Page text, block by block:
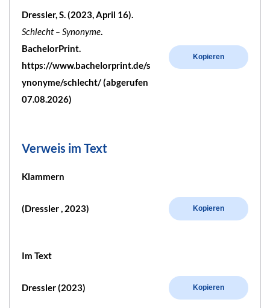
Dressler, S. (2023, April 16).
Schlecht – Synonyme.
BachelorPrint.
https://www.bachelorprint.de/s
ynonyme/schlecht/ (abgerufen
07.08.2026)
Kopieren
Verweis im Text
Klammern
(Dressler , 2023) Kopieren
Im Text
Dressler (2023) Kopieren